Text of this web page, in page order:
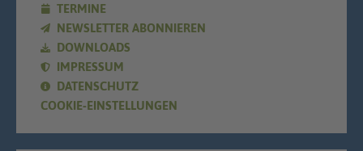
TERMINE
NEWSLETTER ABONNIEREN
DOWNLOADS
IMPRESSUM
DATENSCHUTZ
COOKIE-EINSTELLUNGEN